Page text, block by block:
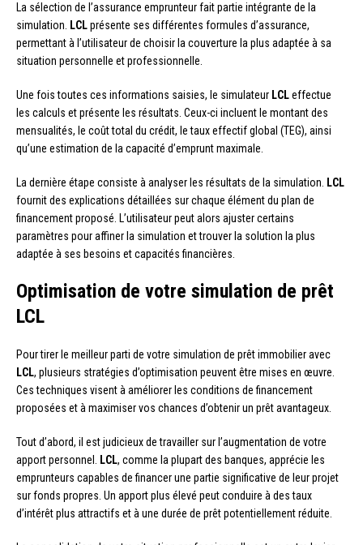
La sélection de l’assurance emprunteur fait partie intégrante de la
simulation.
LCLprésente ses différentes formules d’assurance,
permettant à l’utilisateur de choisir la couverture la plus adaptée à sa
situation personnelle et professionnelle.
Une fois toutes ces informations saisies, le simulateur LCLeffectue
les calculs et présente les résultats. Ceux-ci incluent le montant des
mensualités, le coût total du crédit, le taux effectif global (TEG), ainsi
qu’une estimation de la capacité d’emprunt maximale.
La dernière étape consiste à analyser les résultats de la simulation.
LCL
fournit des explications détaillées sur chaque élément du plan de
financement proposé. L’utilisateur peut alors ajuster certains
paramètres pour affiner la simulation et trouver la solution la plus
adaptée à ses besoins et capacités financières.
Optimisation de votre simulation de prêt
LCL
Pour tirer le meilleur parti de votre simulation de prêt immobilier avec
LCL, plusieurs stratégies d’optimisation peuvent être mises en œuvre.
Ces techniques visent à améliorer les conditions de financement
proposées et à maximiser vos chances d’obtenir un prêt avantageux.
Tout d’abord, il est judicieux de travailler sur l’augmentation de votre
apport personnel.
LCL, comme la plupart des banques, apprécie les
emprunteurs capables de financer une partie significative de leur projet
sur fonds propres. Un apport plus élevé peut conduire à des taux
d’intérêt plus attractifs et à une durée de prêt potentiellement réduite.